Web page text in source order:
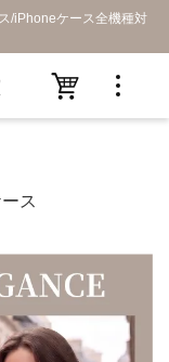
/iPhoneケース全機種対
ス